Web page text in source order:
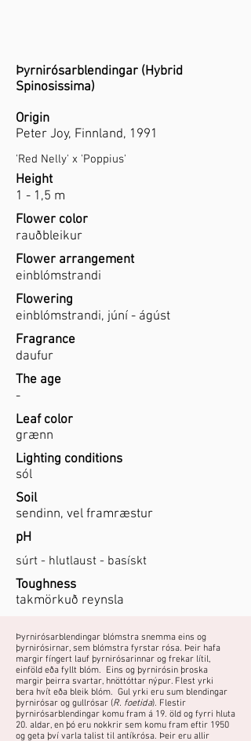
Þyrnirósarblendingar (Hybrid
Spinosissima)
Origin
Peter Joy, Finnland, 1991
'Red Nelly' x 'Poppius'
Height
1 - 1,5 m
Flower color
rauðbleikur
Flower arrangement
einblómstrandi
Flowering
einblómstrandi, júní - ágúst
Fragrance
daufur
The age
-
Leaf color
grænn
Lighting conditions
sól
Soil
sendinn, vel framræstur
pH
súrt - hlutlaust - basískt
Toughness
takmörkuð reynsla
Þyrnirósarblendingar blómstra snemma eins og
þyrnirósirnar, sem blómstra fyrstar rósa. Þeir hafa
margir fíngert lauf þyrnirósarinnar og frekar lítil,
einföld eða fyllt blóm. Eins og þyrnirósin þroska
margir þeirra svartar, hnöttóttar nýpur. Flest yrki
bera hvít eða bleik blóm. Gul yrki eru sum blendingar
þyrnirósar og gullrósar (R. foetida). Flestir
þyrnirósarblendingar komu fram á 19. öld og fyrri hluta
20. aldar, en þó eru nokkrir sem komu fram eftir 1950
og geta því varla talist til antíkrósa. Þeir eru allir